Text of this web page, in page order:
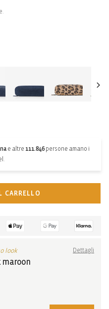
e altre 111.846 persone amano i
CARRELLO
look Dettagli
maroon